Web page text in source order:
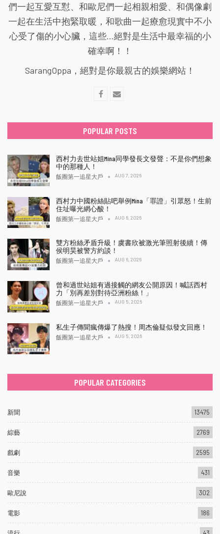
們一起互愛互懟、和歐尼們一起相親相愛、和偶像劇
一起在生活中抱緊取暖，和歌曲一起療愈現實中不小
心受了傷的小心臟，這些...絕對是生活中最幸福的小
確幸啊！！
SarangOppa，絕對是你最親古的娛樂網站！
POPULAR POSTS
西村力去世站姐Mina同學發長文發聲：不是你們想象
中的那種人！
飯圈第一追星大戶 AUG 7, 2026
西村力中國粉絲貼吧舉例Mina「罪證」引眾怒！生前
住址曝光網心酸！
飯圈第一追星大戶 AUG 6, 2026
雙方粉絲矛盾升級！虞書欣被激光筆照射後續！傳
侯明昊被警方約談！
飯圈第一追星大戶 AUG 6, 2026
曾和過世站姐有過接觸的網友公開原因！喊話西村
力「別再差別對待亞洲粉絲！」
飯圈第一追星大戶 AUG 5, 2026
私生子傳聞瘋傳爆了熱搜！周杰倫疑似發文回應！
飯圈第一追星大戶 AUG 5, 2026
POPULAR CATEGORIES
新聞 13475
綜藝 2769
戲劇 2595
音樂 431
歐尼說 302
電影 186